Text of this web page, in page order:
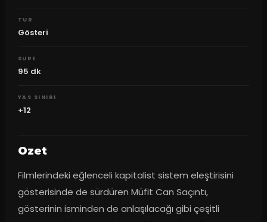
TUR
Gösteri
SURE
95 dk
YAS SINIRI
+12
Ozet
Filmlerindeki eğlenceli kapitalist sistem eleştirisini
gösterisinde de sürdüren Müfit Can Saçıntı,
gösterinin isminden de anlaşılacağı gibi çeşitli